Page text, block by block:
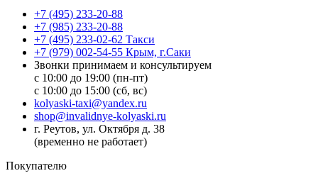
+7 (495) 233-20-88
+7 (985) 233-20-88
+7 (495) 233-02-62 Такси
+7 (979) 002-54-55 Крым, г.Саки
Звонки принимаем и консультируем
с 10:00 до 19:00 (пн-пт)
с 10:00 до 15:00 (сб, вс)
kolyaski-taxi@yandex.ru
shop@invalidnye-kolyaski.ru
г. Реутов, ул. Октября д. 38
(временно не работает)
Покупателю